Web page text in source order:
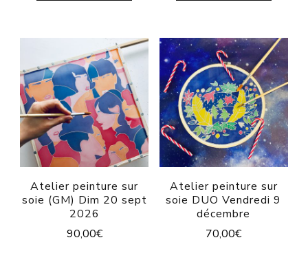
Atelier peinture sur
soie (GM) Dim 20 sept
2026
90,00€
Atelier peinture sur
soie DUO Vendredi 9
décembre
70,00€